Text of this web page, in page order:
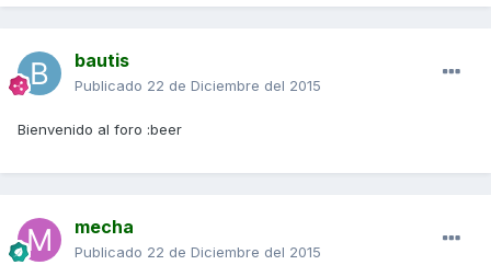
bautis
Publicado 22 de Diciembre del 2015
Bienvenido al foro :beer
mecha
Publicado 22 de Diciembre del 2015